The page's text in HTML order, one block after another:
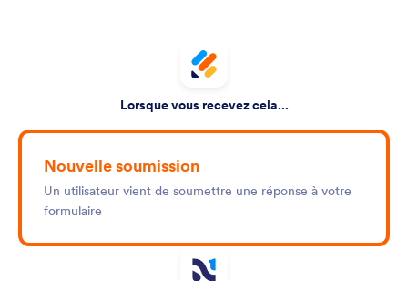
Lorsque vous recevez cela...
Nouvelle soumission
Un utilisateur vient de soumettre une réponse à votre
formulaire